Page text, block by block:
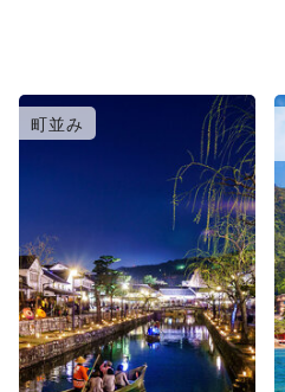
町並み